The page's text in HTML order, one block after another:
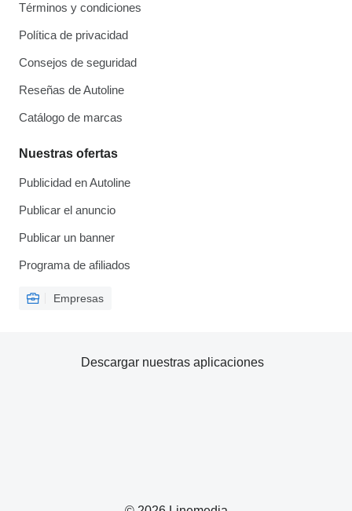
Términos y condiciones
Política de privacidad
Consejos de seguridad
Reseñas de Autoline
Catálogo de marcas
Nuestras ofertas
Publicidad en Autoline
Publicar el anuncio
Publicar un banner
Programa de afiliados
Empresas
Descargar nuestras aplicaciones